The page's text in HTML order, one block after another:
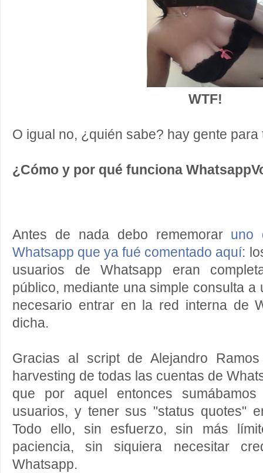
WTF!
O igual no, ¿quién sabe? hay gente para
¿Cómo y por qué funciona
Antes de nada debo rememorar uno
Whatsapp que ya fué comentado aquí:
usuarios de Whatsapp eran
público, mediante una simple consulta a
necesario entrar en la red interna de
dicha.
Gracias al script de Alejandro
harvesting de todas las cuentas de
que por aquel entonces
usuarios, y tener sus "status quotes"
Todo ello, sin esfuerzo, sin más
paciencia, sin siquiera necesitar
Whatsapp.